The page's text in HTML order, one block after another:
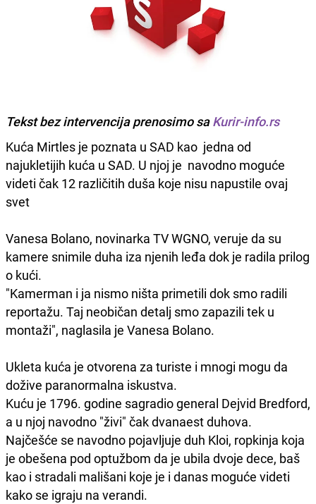
Tekst bez intervencija prenosimo saKurir-info.rs
Kuća Mirtles je poznata u SAD kao jedna od
najukletijih kuća u SAD. U njoj je navodno moguće
videti čak 12 različitih duša koje nisu napustile ovaj
svet
Vanesa Bolano, novinarka TV WGNO, veruje da su
kamere snimile duha iza njenih leđa dok je radila prilog
o kući.
"Kamerman i ja nismo ništa primetili dok smo radili
reportažu. Taj neobičan detalj smo zapazili tek u
montaži", naglasila je Vanesa Bolano.
Ukleta kuća je otvorena za turiste i mnogi mogu da
dožive paranormalna iskustva.
Kuću je 1796. godine sagradio general Dejvid Bredford,
a u njoj navodno "živi" čak dvanaest duhova.
Najčešće se navodno pojavljuje duh Kloi, ropkinja koja
je obešena pod optužbom da je ubila dvoje dece, baš
kao i stradali mališani koje je i danas moguće videti
kako se igraju na verandi.